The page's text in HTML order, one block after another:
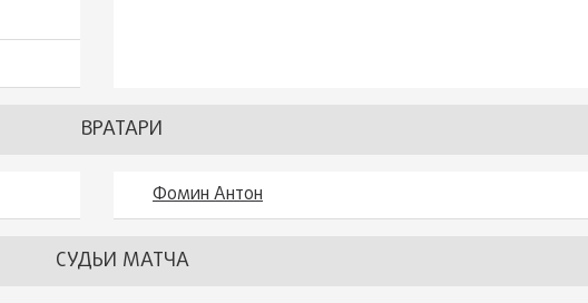
ВРАТАРИ
Фомин Антон
СУДЬИ МАТЧА